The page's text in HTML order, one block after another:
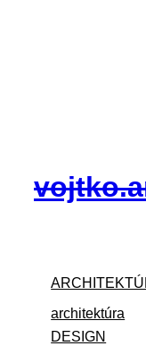
ㅤ
architektúra
DESIGN